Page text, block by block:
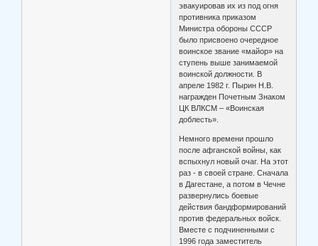
эвакуировав их из под огня
противника приказом
Министра обороны СССР
было присвоено очередное
воинское звание «майор» на
ступень выше занимаемой
воинской должности. В
апреле 1982 г. Пырин Н.В.
награжден Почетным Знаком
ЦК ВЛКСМ – «Воинская
доблесть».
Немного времени прошло
после афганской войны, как
вспыхнул новый очаг. На этот
раз - в своей стране. Сначала
в Дагестане, а потом в Чечне
развернулись боевые
действия бандформирований
против федеральных войск.
Вместе с подчиненными с
1996 года заместитель